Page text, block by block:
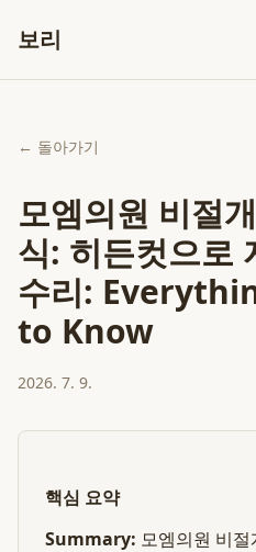
보리
← 돌아가기
모엠의원 비절
식: 히든컷으로
수리:
to Know
2026. 7. 9.
핵심 요약
Summary: 모엠의원 비